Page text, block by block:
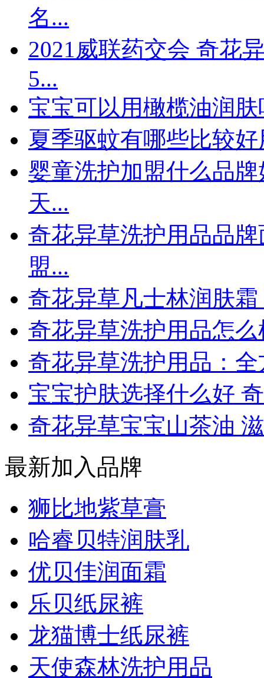
名...
2021威联药交会 奇花
5...
宝宝可以用橄榄油润
夏季驱蚊有哪些比较
婴童洗护加盟什么品
天...
奇花异草洗护用品品
盟...
奇花异草凡士林润肤
奇花异草洗护用品怎
奇花异草洗护用品：
宝宝护肤选择什么好
奇花异草宝宝山茶油
最新加入品牌
狮比地紫草膏
哈睿贝特润肤乳
优贝佳润面霜
乐贝纸尿裤
龙猫博士纸尿裤
天使森林洗护用品